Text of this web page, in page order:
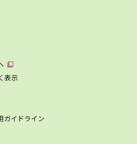
表示
ガイドライン